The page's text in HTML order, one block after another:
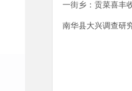
一街乡：贡菜喜丰
南华县大兴调查研